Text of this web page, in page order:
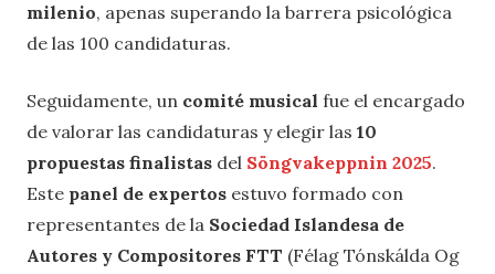
milenio, apenas superando la barrera psicológica
de las 100 candidaturas.
Seguidamente, un comité musical fue el encargado
de valorar las candidaturas y elegir las 10
propuestas finalistas del Söngvakeppnin 2025.
Este panel de expertos estuvo formado con
representantes de la Sociedad Islandesa de
Autores y Compositores FTT (Félag Tónskálda Og